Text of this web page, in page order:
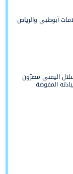
أبوظبي والرياض
اليمني مصرّون
المفوضة